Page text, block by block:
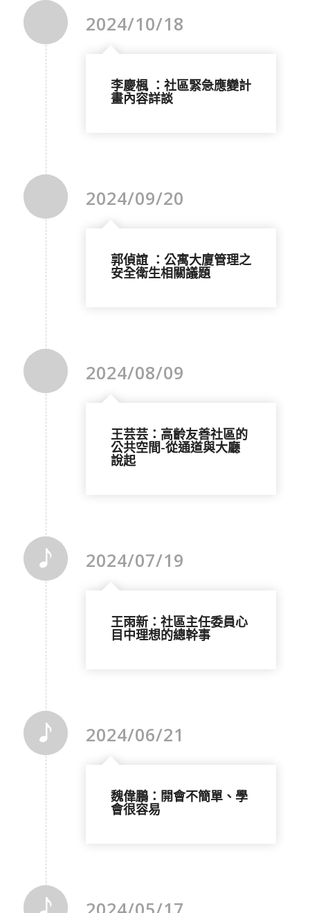
2024/10/18
李慶楓 ：社區緊急應變計
畫內容詳談
2024/09/20
郭偵誼 ：公寓大廈管理之
安全衛生相關議題
2024/08/09
王芸芸：高齡友善社區的
公共空間-從通道與大廳
說起
2024/07/19
王雨新：社區主任委員心
目中理想的總幹事
2024/06/21
魏偉鵬：開會不簡單、學
會很容易